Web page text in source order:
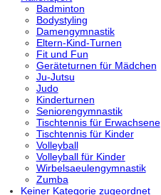
Badminton
Bodystyling
Damengymnastik
Eltern-Kind-Turnen
Fit und Fun
Geräteturnen für Mädchen
Ju-Jutsu
Judo
Kinderturnen
Seniorengymnastik
Tischtennis für Erwachsene
Tischtennis für Kinder
Volleyball
Volleyball für Kinder
Wirbelsaeulengymnastik
Zumba
Keiner Kategorie zugeordnet